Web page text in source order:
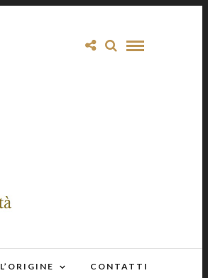
L’ORIGINE CONTATTI